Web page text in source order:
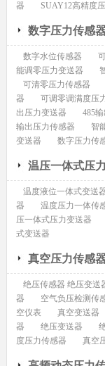
器
SUAY12高精度
数字压力传感
数字水位传感器
能调零压力变送器
可清零压力传感器
器
可调零调满度压
出压力变送器
485
输出压力传感器
智
变送器
数字压力传
温压一体式压
温度液位一体式变送
器
温度压力一体传
压一体式压力变送器
式变送器
真空压力传感
绝压传感器 绝压变送
器
空气负压检测传
空仪表
真空变送器
器
绝压变送器
度压力传感器
真空